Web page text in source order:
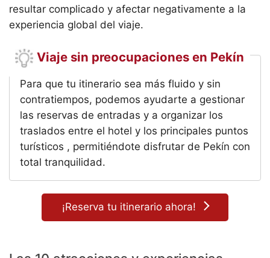
resultar complicado y afectar negativamente a la
experiencia global del viaje.
Viaje sin preocupaciones en Pekín
Para que tu itinerario sea más fluido y sin
contratiempos, podemos ayudarte a gestionar
las reservas de entradas y a organizar los
traslados entre el hotel y los principales puntos
turísticos , permitiéndote disfrutar de Pekín con
total tranquilidad.
¡Reserva tu itinerario ahora!